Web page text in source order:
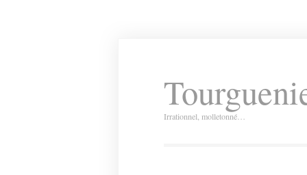
Irrationnel, molletonné…